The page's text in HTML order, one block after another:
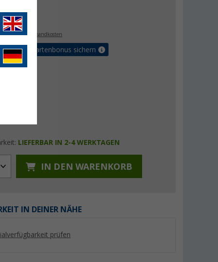
€
zzgl. Versandkosten
Vorteilskartenbonus sichern
LIEFERBAR IN 2-4 WERKTAGEN
IN DEN WARENKORB
IN DEINER NÄHE
prüfen